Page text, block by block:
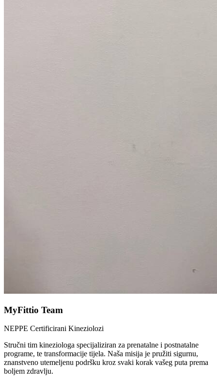
MyFittio Team
NEPPE Certificirani Kineziolozi
Stručni tim kineziologa specijaliziran za prenatalne i postnatalne
programe, te transformacije tijela. Naša misija je pružiti sigurnu,
znanstveno utemeljenu podršku kroz svaki korak vašeg puta prema
boljem zdravlju.